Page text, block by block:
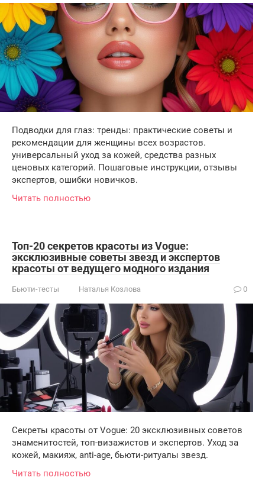
Подводки для глаз: тренды: практические советы и
рекомендации для женщины всех возрастов.
универсальный уход за кожей, средства разных
ценовых категорий. Пошаговые инструкции, отзывы
экспертов, ошибки новичков.
Читать полностью
Топ-20 секретов красоты из Vogue:
эксклюзивные советы звезд и экспертов
красоты от ведущего модного издания
Бьюти-тесты Наталья Козлова 0
Секреты красоты от Vogue: 20 эксклюзивных советов
знаменитостей, топ-визажистов и экспертов. Уход за
кожей, макияж, anti-age, бьюти-ритуалы звезд.
Читать полностью